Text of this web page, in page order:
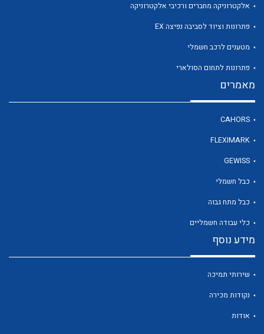
לכל מוצרי היצרן
אלקטרוניקה מחברים ורכיבי אלקטרוניקה
פתרונות וציוד לסביבה נפיצה EX
מטענים לרכב חשמלי
פתרונות לתחום הסולארי
מאמרים
CAHORS
FLEXIMARK
GEWISS
כבל חשמלי
כבל מתח גבוה
כלי עבודה חשמליים
מידע נוסף
שירותי תמיכה
נקודות מכירה
אודות